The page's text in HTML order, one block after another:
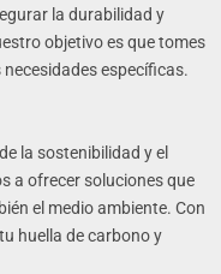
la durabilidad y
objetivo es que tomes
específicas.
la sostenibilidad y el
a ofrecer soluciones que
el medio ambiente. Con
huella de carbono y